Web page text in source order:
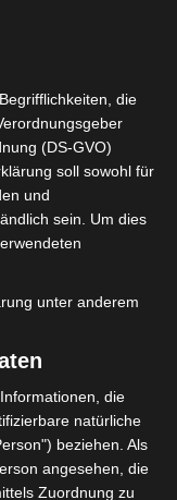
eshier die
(DS-GVO)
soll sowohl für
und
sein. Um dies
unter anderem
die
natürliche
beziehen. Als
angesehen, die
Zuordnung zu